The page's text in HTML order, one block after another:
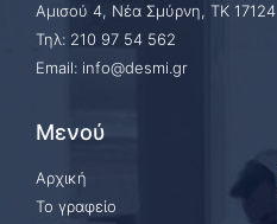
Αμισού 4, Νέα Σμύρνη, ΤΚ 17124
Τηλ: 210 97 54 562
Email: info@desmi.gr
Μενού
Αρχική
Το γραφείο